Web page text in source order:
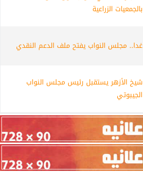
بالجمعيات الزراعية
غدا.. مجلس النواب يفتح ملف الدعم النقدي
شيخ الأزهر يستقبل رئيس مجلس النواب
الجيبوتي